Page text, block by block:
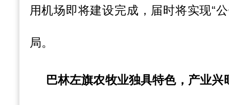
用机场即将建设完成，届时将实现“
局。
巴林左旗农牧业独具特色，产业兴